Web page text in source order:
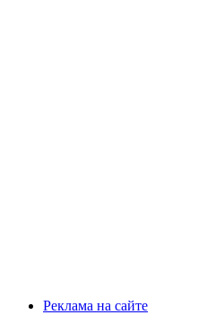
Реклама на сайте